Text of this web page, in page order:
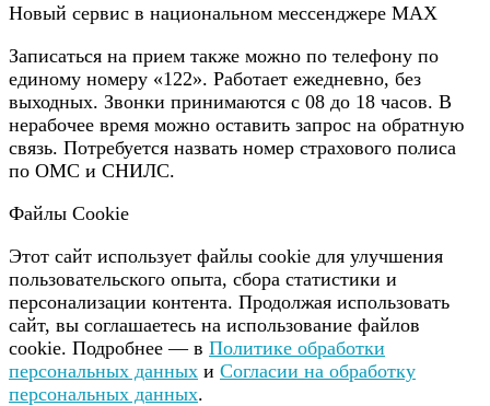
Новый сервис в национальном мессенджере MAX
Записаться на прием также можно по телефону по
единому номеру «122». Работает ежедневно, без
выходных. Звонки принимаются с 08 до 18 часов. В
нерабочее время можно оставить запрос на обратную
связь. Потребуется назвать номер страхового полиса
по ОМС и СНИЛС.
Файлы Cookie
Этот сайт использует файлы cookie для улучшения
пользовательского опыта, сбора статистики и
персонализации контента. Продолжая использовать
сайт, вы соглашаетесь на использование файлов
cookie. Подробнее — в Политике обработки
персональных данных и Согласии на обработку
персональных данных.